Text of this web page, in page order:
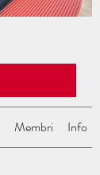
Membri Info